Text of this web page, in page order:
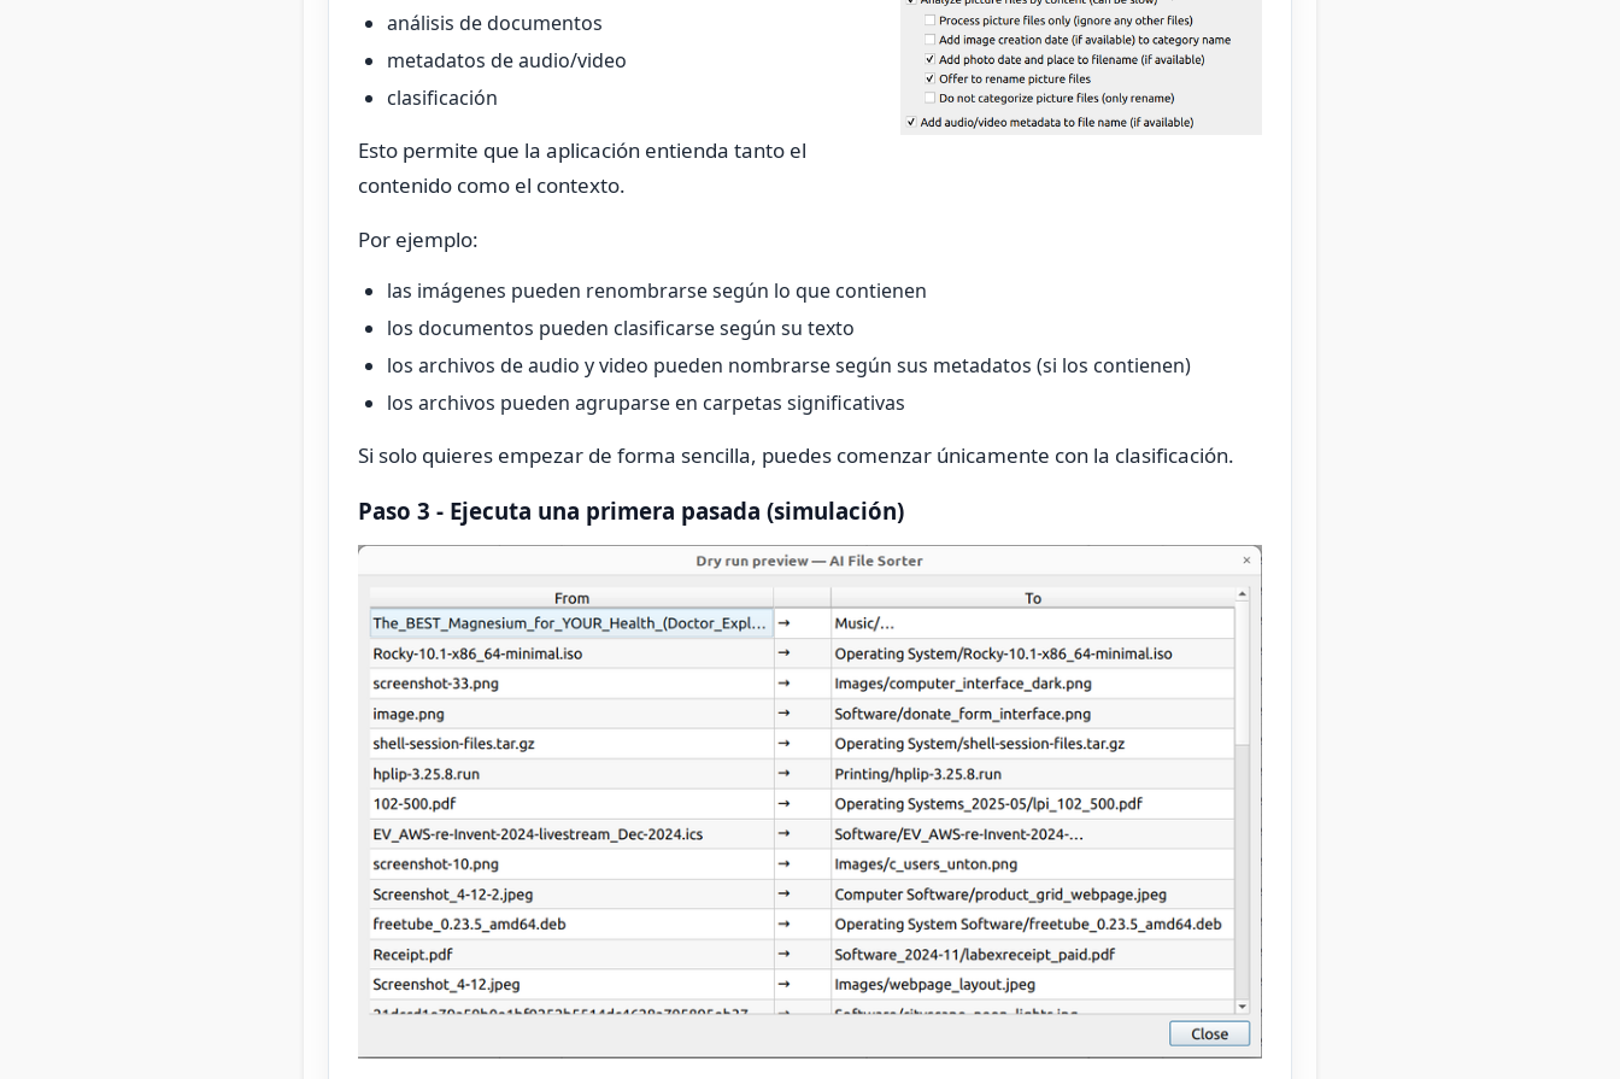
análisis de documentos
metadatos de audio/video
clasificación
Esto permite que la aplicación entienda tanto el
contenido como el contexto.
Por ejemplo:
las imágenes pueden renombrarse según lo que contienen
los documentos pueden clasificarse según su texto
los archivos de audio y video pueden nombrarse según sus metadatos (si los contienen)
los archivos pueden agruparse en carpetas significativas
Si solo quieres empezar de forma sencilla, puedes comenzar únicamente con la clasificación.
Paso 3 - Ejecuta una primera pasada (simulación)